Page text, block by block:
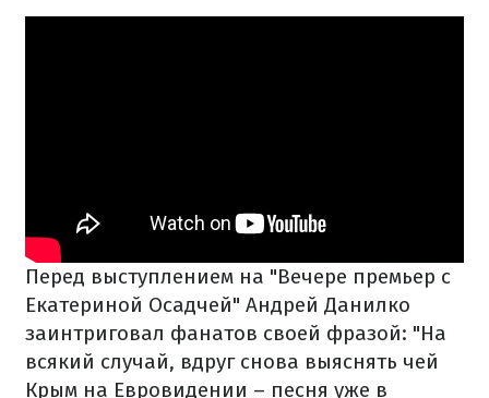
Перед выступлением на "Вечере премьер с
Екатериной Осадчей" Андрей Данилко
заинтриговал фанатов своей фразой: "На
всякий случай, вдруг снова выяснять чей
Крым на Евровидении – песня уже в